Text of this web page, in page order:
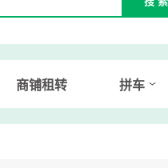
商铺租转 拼车